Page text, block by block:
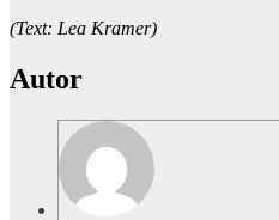
(Text: Lea Kramer)
Autor